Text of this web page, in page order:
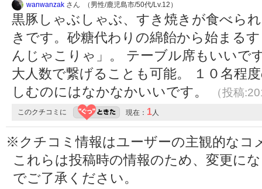
wanwanzak さん （男性/鹿児島市/50代/Lv.12）
黒豚しゃぶしゃぶ、すき焼きが食べら
きです。砂糖代わりの綿飴から始まる
んじゃこりゃ」。 テーブル席もいいで
大人数で繋げることも可能。 １０名程
しむのにはなかなかいいです。
（投稿
このクチコミに 現在： 1人
※クチコミ情報はユーザーの主観的なコ
これらは投稿時の情報のため、変更に
でご了承ください。